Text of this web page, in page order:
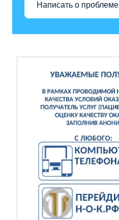
Написать о проблеме